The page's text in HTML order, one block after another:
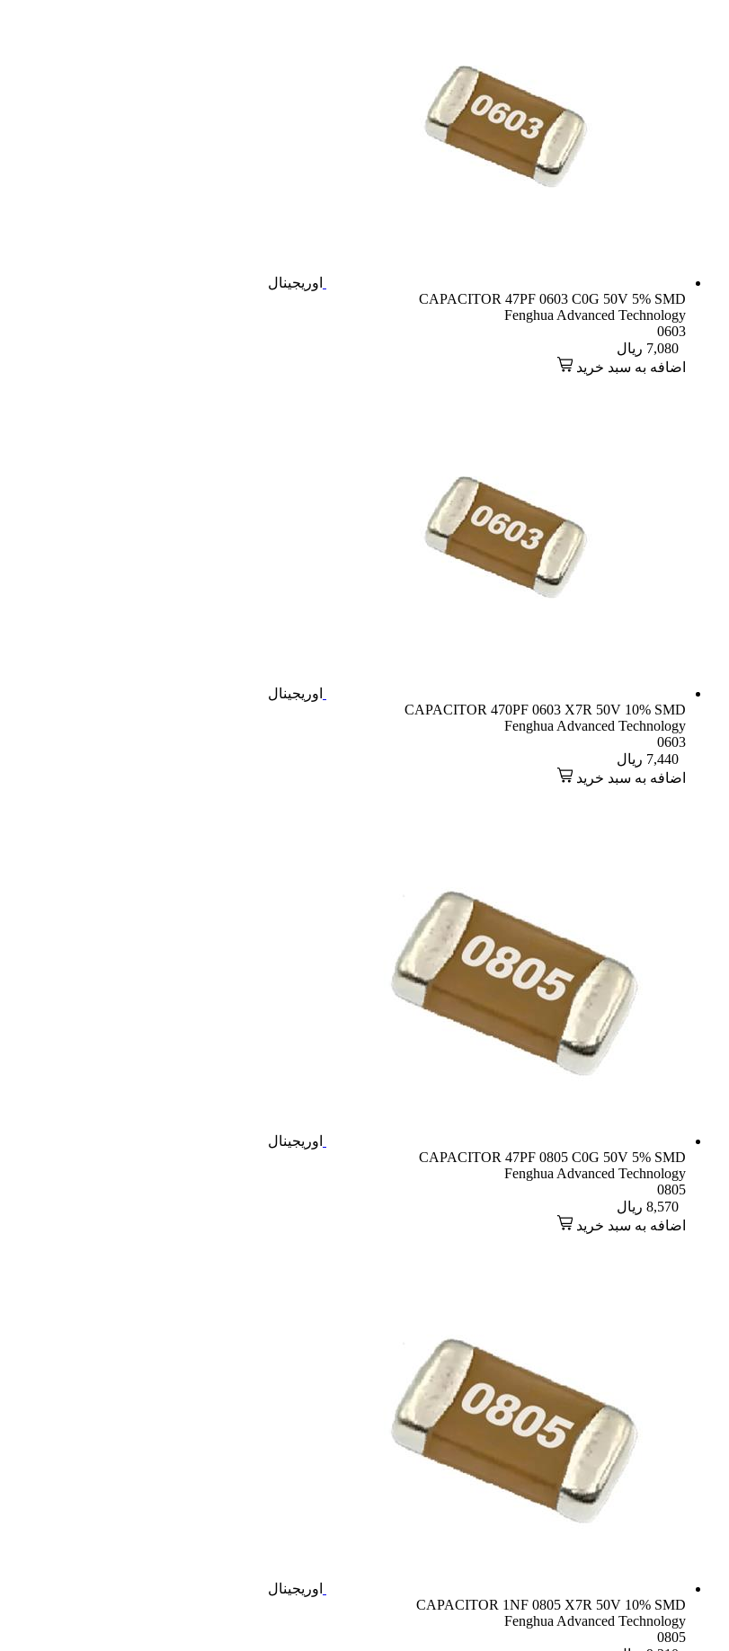
اوریجینال
CAPACITOR 47PF 0603 C0G 50V 5% SMD
Fenghua Advanced Technology
0603
7,080 ریال
اضافه به سبد خرید
اوریجینال
CAPACITOR 470PF 0603 X7R 50V 10% SMD
Fenghua Advanced Technology
0603
7,440 ریال
اضافه به سبد خرید
اوریجینال
CAPACITOR 47PF 0805 C0G 50V 5% SMD
Fenghua Advanced Technology
0805
8,570 ریال
اضافه به سبد خرید
اوریجینال
CAPACITOR 1NF 0805 X7R 50V 10% SMD
Fenghua Advanced Technology
0805